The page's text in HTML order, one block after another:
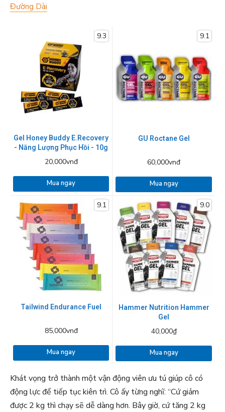
Đường Dài
9.3
Gel Honey Buddy E.Recovery
- Năng Lượng Phục Hồi - 10g
20,000vnđ
Mua ngay
9.1
GU Roctane Gel
60,000vnđ
Mua ngay
9.1
Tailwind Endurance Fuel
85,000vnđ
Mua ngay
9.0
Hammer Nutrition Hammer
Gel
40,000₫
Mua ngay
Khát vọng trở thành một vận động viên ưu tú giúp cô có
động lực để tiếp tục kiên trì. Cô ấy từng nghĩ: “Cứ giảm
được 2 kg thì chạy sẽ dễ dàng hơn. Bây giờ, cứ tăng 2 kg